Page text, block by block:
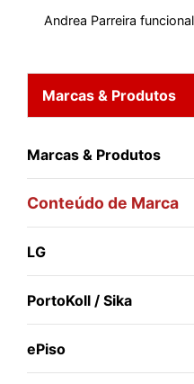
Andrea Parreira
Marcas & Produtos
Marcas & Produtos
Conteúdo de Marca
LG
PortoKoll / Sika
ePiso